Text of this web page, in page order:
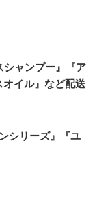
ャンプー』『ア
イル』など配送
シリーズ』『ユ